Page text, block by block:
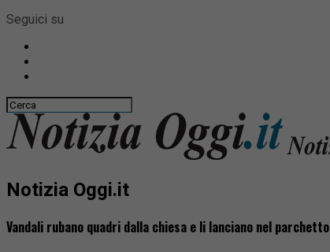
Seguici su
Notizia Oggi.it
Vandali rubano quadri dalla chiesa e li lanciano nel parchetto